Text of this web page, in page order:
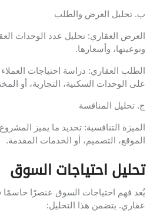
ب. تحليل العرض والطلب
العرض العقاري: تحليل عدد الوحدات
ونوعيتها، وأسعارها.
الطلب العقاري: دراسة احتياجات
على الوحدات السكنية، التجارية، أو
ج. تحليل المنافسة
الميزة التنافسية: تحديد ما يميز
الموقع، التصميم، أو الخدمات المقدمة.
تحليل احتياجات السوق
يُعد فهم احتياجات السوق عنصرًا
عقاري. يتضمن هذا التحليل: